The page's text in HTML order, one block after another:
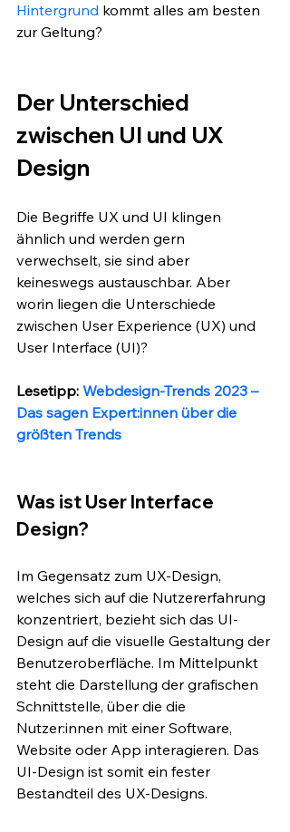
Hintergrund kommt alles am besten
zur Geltung?
Der Unterschied
zwischen UI und UX
Design
Die Begriffe UX und UI klingen
ähnlich und werden gern
verwechselt, sie sind aber
keineswegs austauschbar. Aber
worin liegen die Unterschiede
zwischen User Experience (UX) und
User Interface (UI)?
Lesetipp: Webdesign-Trends 2023 –
Das sagen Expert:innen über die
größten Trends
Was ist User Interface
Design?
Im Gegensatz zum UX-Design,
welches sich auf die Nutzererfahrung
konzentriert, bezieht sich das UI-
Design auf die visuelle Gestaltung der
Benutzeroberfläche. Im Mittelpunkt
steht die Darstellung der grafischen
Schnittstelle, über die die
Nutzer:innen mit einer Software,
Website oder App interagieren. Das
UI-Design ist somit ein fester
Bestandteil des UX-Designs.